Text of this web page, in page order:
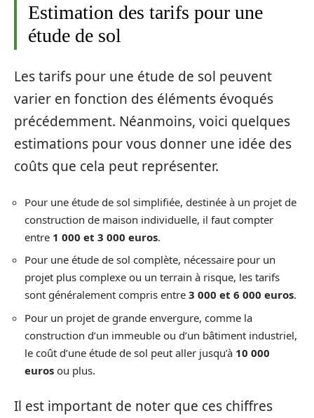
Estimation des tarifs pour une
étude de sol
Les tarifs pour une étude de sol peuvent
varier en fonction des éléments évoqués
précédemment. Néanmoins, voici quelques
estimations pour vous donner une idée des
coûts que cela peut représenter.
Pour une étude de sol simplifiée, destinée à un projet de
construction de maison individuelle, il faut compter
entre 1 000 et 3 000 euros.
Pour une étude de sol complète, nécessaire pour un
projet plus complexe ou un terrain à risque, les tarifs
sont généralement compris entre 3 000 et 6 000 euros.
Pour un projet de grande envergure, comme la
construction d’un immeuble ou d’un bâtiment industriel,
le coût d’une étude de sol peut aller jusqu’à 10 000
euros ou plus.
Il est important de noter que ces chiffres